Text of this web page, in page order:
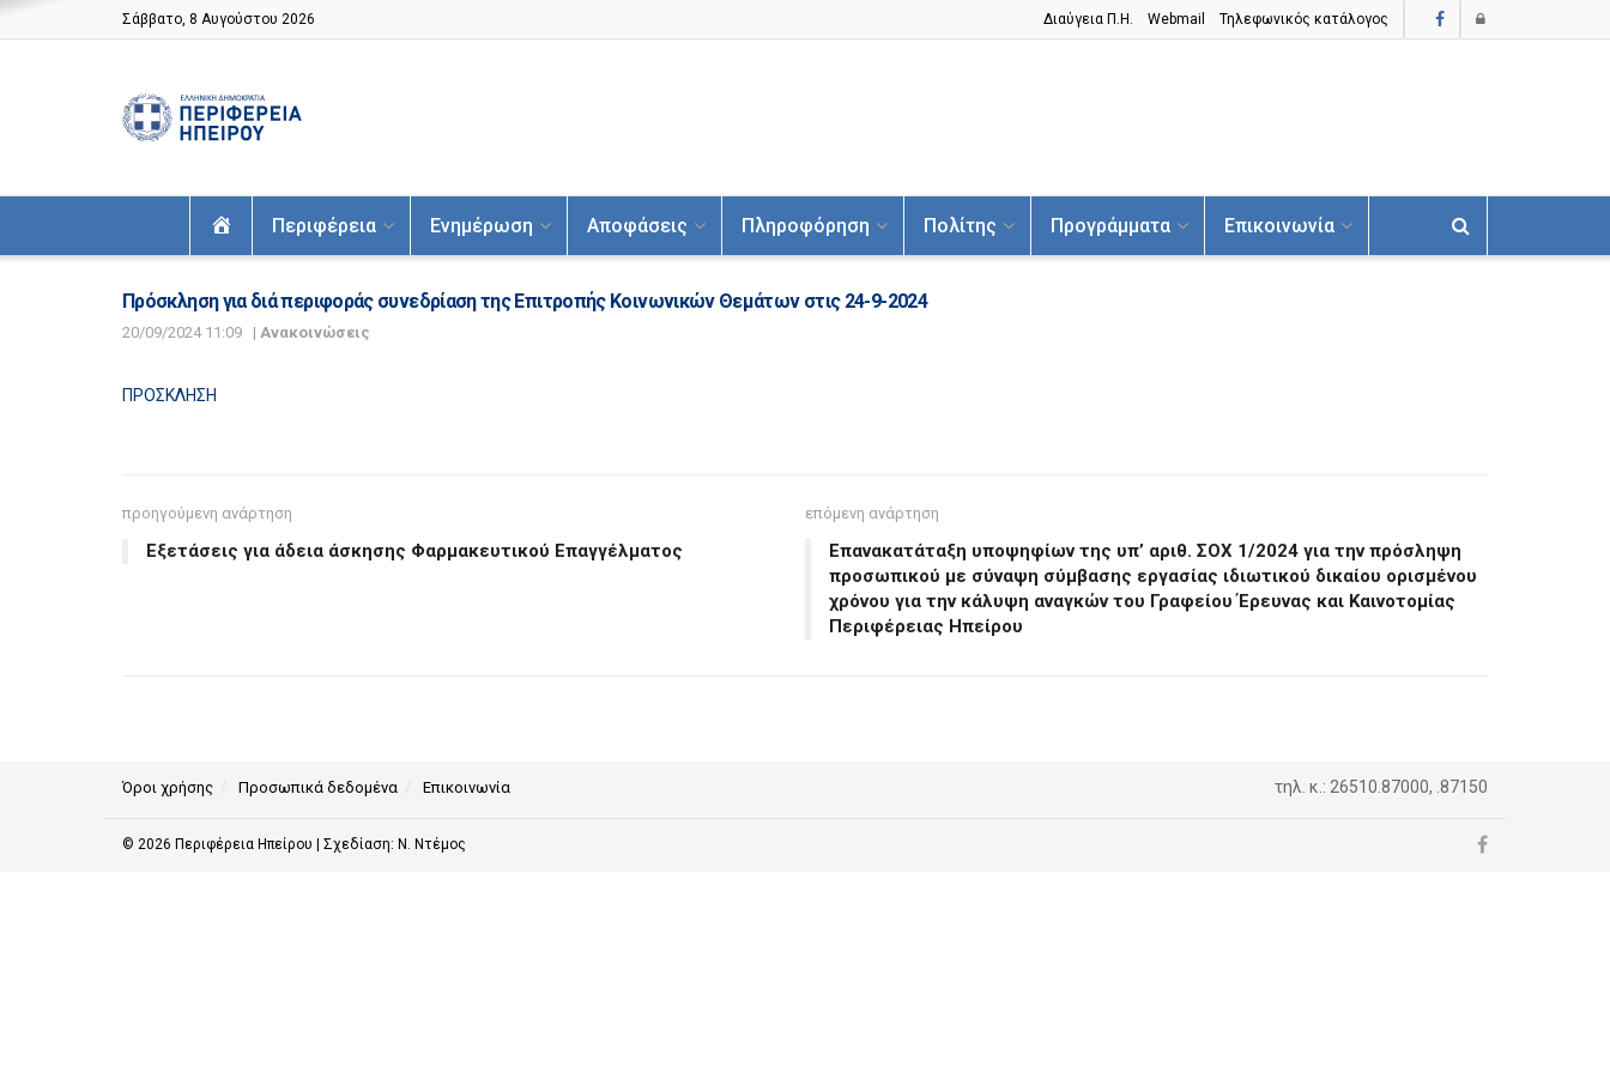
Σάββατο, 8 Αυγούστου 2026 Διαύγεια Π.H. Webmail Τηλεφωνικός κατάλογος
ΑρχικήΠεριφέρεια Ενημέρωση Αποφάσεις Πληροφόρηση Πολίτης Προγράμματα Επικοινωνία
Πρόσκληση για διά περιφοράς συνεδρίαση της Επιτροπής Κοινωνικών Θεμάτων στις 24-9-2024
20/09/2024 11:09 | Ανακοινώσεις
ΠΡΟΣΚΛΗΣΗ
προηγούμενη ανάρτηση
Εξετάσεις για άδεια άσκησης Φαρμακευτικού Επαγγέλματος
επόμενη ανάρτηση
Επανακατάταξη υποψηφίων της υπ’ αριθ. ΣΟΧ 1/2024 για την πρόσληψη
προσωπικού με σύναψη σύμβασης εργασίας ιδιωτικού δικαίου ορισμένου
χρόνου για την κάλυψη αναγκών του Γραφείου Έρευνας και Καινοτομίας
Περιφέρειας Ηπείρου
Όροι χρήσης Προσωπικά δεδομένα Επικοινωνία τηλ. κ.: 26510.87000, .87150
© 2026 Περιφέρεια Ηπείρου | Σχεδίαση: Ν. Ντέμος